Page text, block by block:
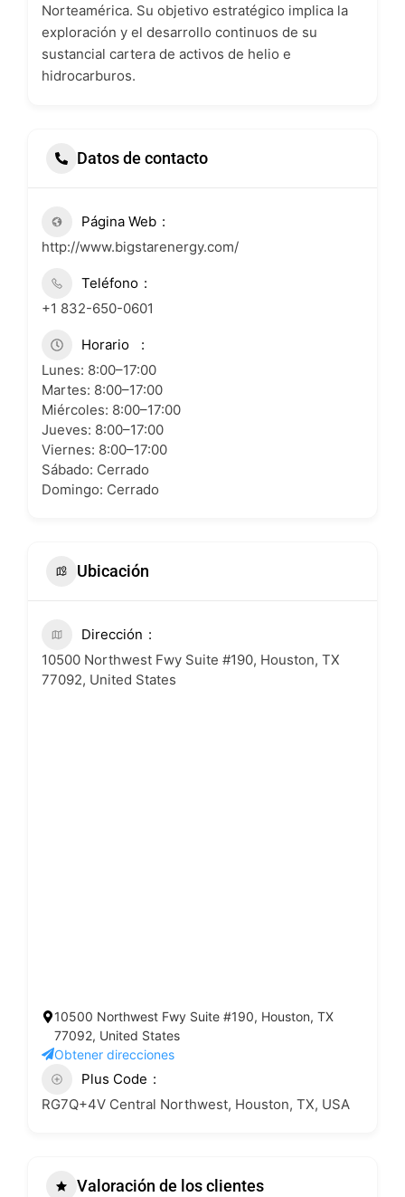
Norteamérica. Su objetivo estratégico implica la
exploración y el desarrollo continuos de su
sustancial cartera de activos de helio e
hidrocarburos.
Datos de contacto
Página Web
http://www.bigstarenergy.com/
Teléfono
+1 832-650-0601
Horario
Lunes: 8:00–17:00
Martes: 8:00–17:00
Miércoles: 8:00–17:00
Jueves: 8:00–17:00
Viernes: 8:00–17:00
Sábado: Cerrado
Domingo: Cerrado
Ubicación
Dirección
10500 Northwest Fwy Suite #190, Houston, TX
77092, United States
10500 Northwest Fwy Suite #190, Houston, TX
77092, United States
Obtener direcciones
Plus Code
RG7Q+4V Central Northwest, Houston, TX, USA
Valoración de los clientes